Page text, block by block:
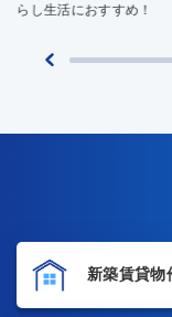
らし生活におすすめ！
新築賃貸物